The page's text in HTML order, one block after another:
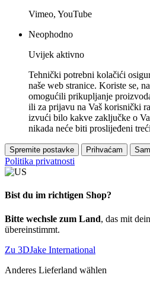
Vimeo, YouTube
Neophodno
Uvijek aktivno
Tehnički potrebni kolačići
naše web stranice. Koriste se,
omogućili prikupljanje
ili za prijavu na Vaš korisnički
izvući bilo kakve zaključke o
nikada neće biti proslijeđeni
Spremite postavke Prihvaćam
Politika privatnosti
Bist du im richtigen Shop?
Bitte wechsle zum Land, das mit
übereinstimmt.
Zu 3DJake International
Anderes Lieferland wählen